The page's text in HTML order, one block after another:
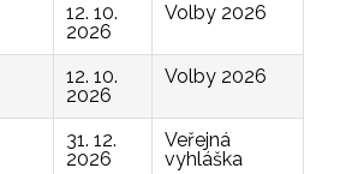
12. 10.
2026
Volby 2026
12. 10.
2026
Volby 2026
31. 12.
2026
Veřejná
vyhláška